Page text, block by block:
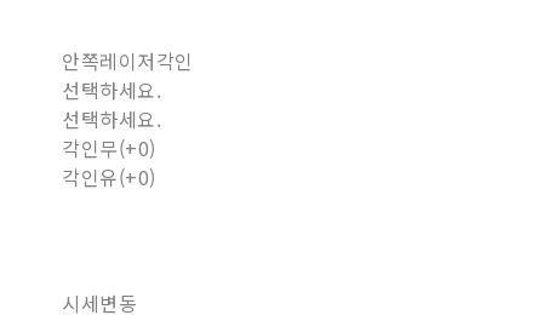
안쪽레이저각인
선택하세요.
선택하세요.
각인무(+0)
각인유(+0)
시세변동